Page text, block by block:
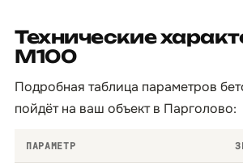
Технические
М100
Подробная таблица параметров
пойдёт на ваш объект в Парголово:
ПАРАМЕТР